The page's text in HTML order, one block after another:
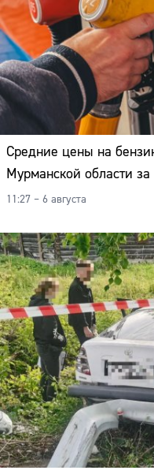
Средние цены на
Мурманской области
11:27 – 6 августа